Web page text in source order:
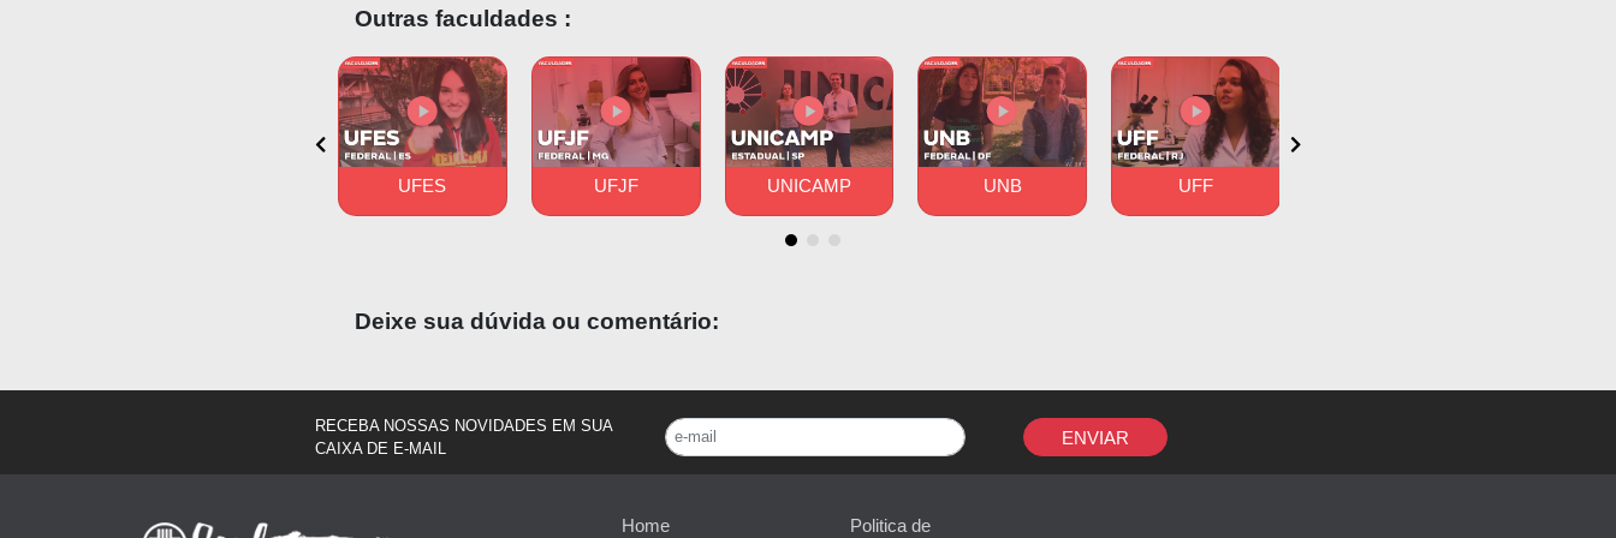
Outras faculdades :
UFES UFJF UNICAMP UNB UFF
Deixe sua dúvida ou comentário:
RECEBA NOSSAS NOVIDADES EM SUA
CAIXA DE E-MAIL
ENVIAR
Home Politica de